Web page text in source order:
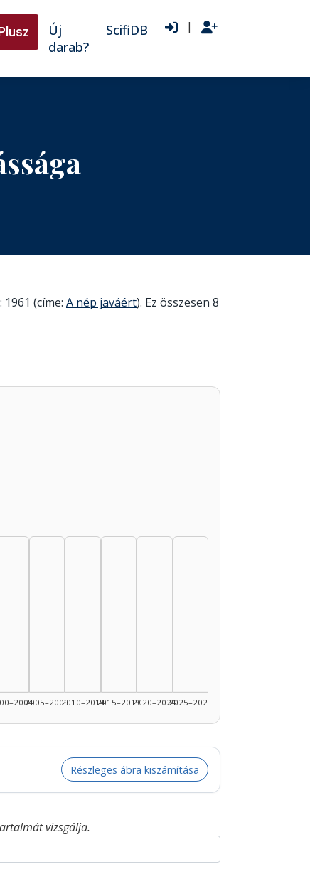
Új
darab?
ScifiDB |
(címe: A nép javáért). Ez összesen 8
2005–20092010–20142015–20192020–20242025–2026
Részleges ábra kiszámítása
vizsgálja.